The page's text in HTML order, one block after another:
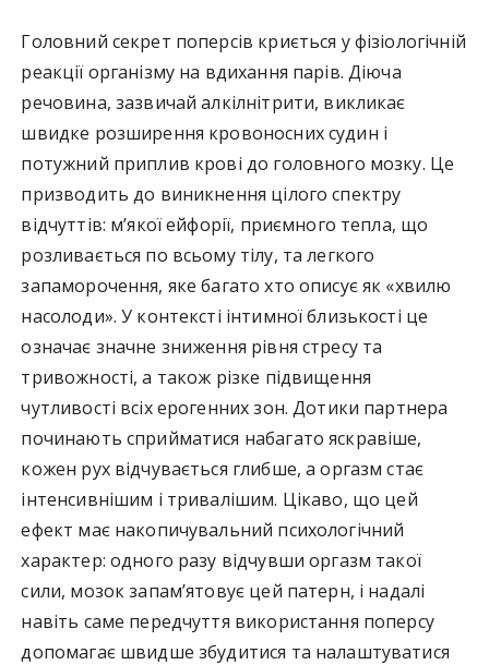
Головний секрет поперсів криється у фізіологічній
реакції організму на вдихання парів. Діюча
речовина, зазвичай алкілнітрити, викликає
швидке розширення кровоносних судин і
потужний приплив крові до головного мозку. Це
призводить до виникнення цілого спектру
відчуттів: м’якої ейфорії, приємного тепла, що
розливається по всьому тілу, та легкого
запаморочення, яке багато хто описує як «хвилю
насолоди». У контексті інтимної близькості це
означає значне зниження рівня стресу та
тривожності, а також різке підвищення
чутливості всіх ерогенних зон. Дотики партнера
починають сприйматися набагато яскравіше,
кожен рух відчувається глибше, а оргазм стає
інтенсивнішим і тривалішим. Цікаво, що цей
ефект має накопичувальний психологічний
характер: одного разу відчувши оргазм такої
сили, мозок запам’ятовує цей патерн, і надалі
навіть саме передчуття використання поперсу
допомагає швидше збудитися та налаштуватися